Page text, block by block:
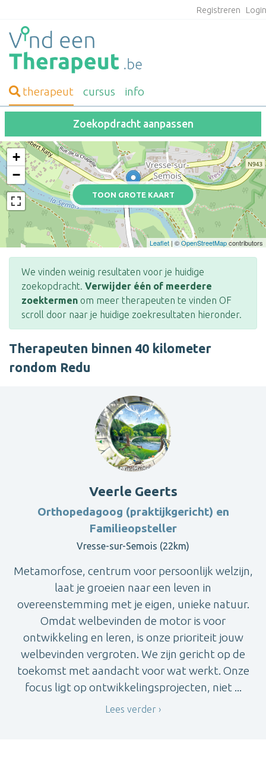
Registreren
therapeut cursus info
Zoekopdracht aanpassen
TOON GROTE KAART
+
−
Leaflet | ©OpenStreetMapcontributors
We vinden weinig resultaten voor je huidige
zoekopdracht. Verwijder één of meerdere
zoektermen om meer therapeuten te vinden OF
scroll door naar je huidige zoekresultaten hieronder.
Therapeuten binnen 40 kilometer
rondom Redu
Veerle Geerts
Orthopedagoog (praktijkgericht) en
Familieopsteller
Vresse-sur-Semois (22km)
Metamorfose, centrum voor persoonlijk welzijn,
laat je groeien naar een leven in
overeenstemming met je eigen, unieke natuur.
Omdat welbevinden de motor is voor
ontwikkeling en leren, is onze prioriteit jouw
welbevinden vergroten. We zijn gericht op de
toekomst met aandacht voor wat werkt. Onze
focus ligt op ontwikkelingsprojecten, niet ...
Lees verder